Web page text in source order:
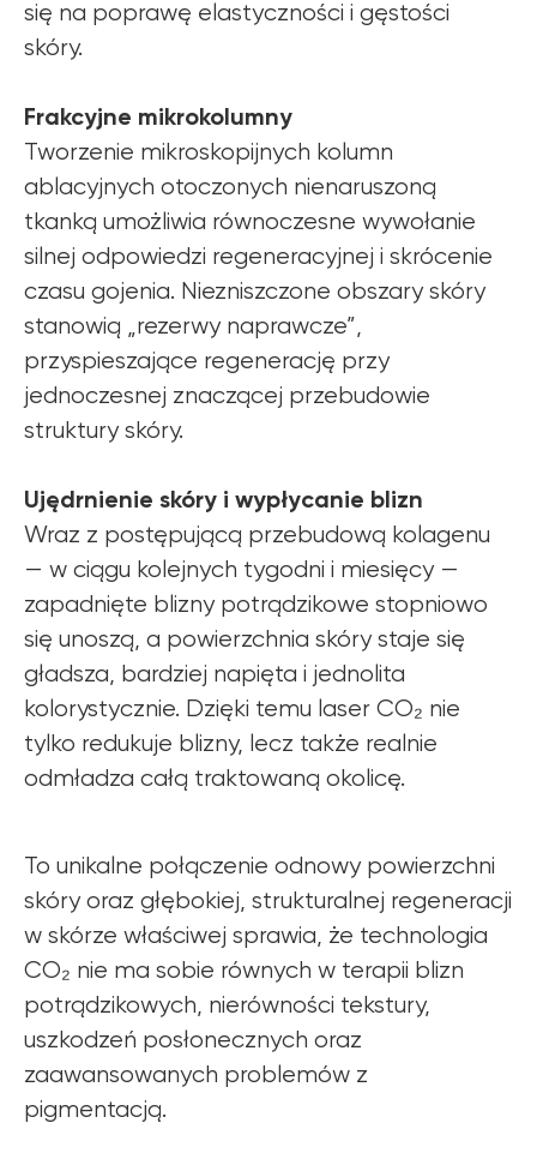
się na poprawę elastyczności i gęstości
skóry.
Frakcyjne mikrokolumny
Tworzenie mikroskopijnych kolumn
ablacyjnych otoczonych nienaruszoną
tkanką umożliwia równoczesne wywołanie
silnej odpowiedzi regeneracyjnej i skrócenie
czasu gojenia. Niezniszczone obszary skóry
stanowią „rezerwy naprawcze”,
przyspieszające regenerację przy
jednoczesnej znaczącej przebudowie
struktury skóry.
Ujędrnienie skóry i wypłycanie blizn
Wraz z postępującą przebudową kolagenu
— w ciągu kolejnych tygodni i miesięcy —
zapadnięte blizny potrądzikowe stopniowo
się unoszą, a powierzchnia skóry staje się
gładsza, bardziej napięta i jednolita
kolorystycznie. Dzięki temu laser CO₂ nie
tylko redukuje blizny, lecz także realnie
odmładza całą traktowaną okolicę.
To unikalne połączenie odnowy powierzchni
skóry oraz głębokiej, strukturalnej regeneracji
w skórze właściwej sprawia, że technologia
CO₂ nie ma sobie równych w terapii blizn
potrądzikowych, nierówności tekstury,
uszkodzeń posłonecznych oraz
zaawansowanych problemów z
pigmentacją.